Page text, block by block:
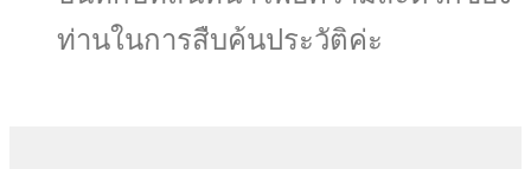
ท่านในการสืบค้นประวัติค่ะ